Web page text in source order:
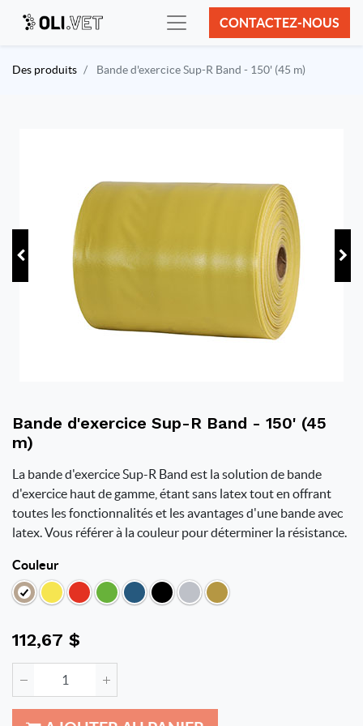
CONTACTEZ-NOUS
Des produits Bande d'exercice Sup-R Band - 150' (45 m)
Bande d'exercice Sup-R Band - 150' (45
m)
La bande d'exercice Sup-R Band est la solution de bande
d'exercice haut de gamme, étant sans latex tout en offrant
toutes les fonctionnalités et les avantages d'une bande avec
latex. Vous référer à la couleur pour déterminer la résistance.
Couleur
112,67 $